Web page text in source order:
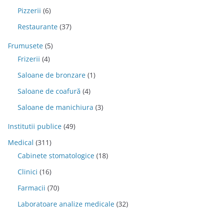
Pizzerii (6)
Restaurante (37)
Frumusete (5)
Frizerii (4)
Saloane de bronzare (1)
Saloane de coafură (4)
Saloane de manichiura (3)
Institutii publice (49)
Medical (311)
Cabinete stomatologice (18)
Clinici (16)
Farmacii (70)
Laboratoare analize medicale (32)